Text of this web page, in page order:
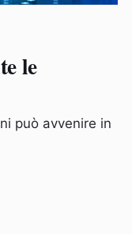
le
può avvenire in